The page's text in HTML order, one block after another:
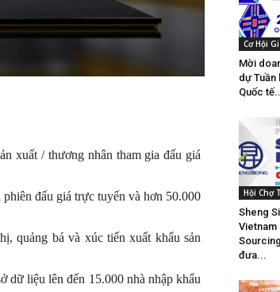
xuất / thương nhân tham gia đấu giá
đấu giá trực tuyến và hơn 50.000
quảng bá và xúc tiến xuất khẩu sản
dữ liệu lên đến 15.000 nhà nhập khẩu
Cơ Hội
Mời
dự Tuần
Quốc
Hội Chợ
Sheng
Vietnam
đưa...